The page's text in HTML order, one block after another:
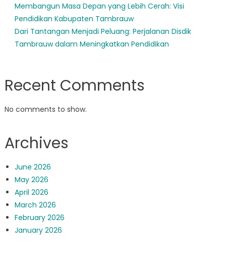
Membangun Masa Depan yang Lebih Cerah: Visi
Pendidikan Kabupaten Tambrauw
Dari Tantangan Menjadi Peluang: Perjalanan Disdik
Tambrauw dalam Meningkatkan Pendidikan
Recent Comments
No comments to show.
Archives
June 2026
May 2026
April 2026
March 2026
February 2026
January 2026